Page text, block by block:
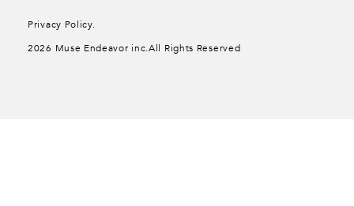
Privacy Policy.
2026 Muse Endeavor inc.All Rights Reserved